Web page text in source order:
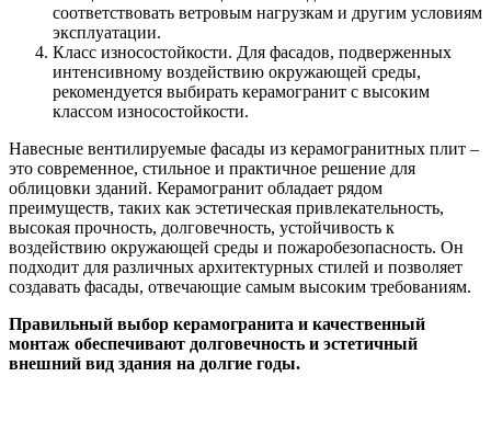
соответствовать ветровым нагрузкам и другим условиям
эксплуатации.
Класс износостойкости. Для фасадов, подверженных
интенсивному воздействию окружающей среды,
рекомендуется выбирать керамогранит с высоким
классом износостойкости.
Навесные вентилируемые фасады из керамогранитных плит –
это современное, стильное и практичное решение для
облицовки зданий. Керамогранит обладает рядом
преимуществ, таких как эстетическая привлекательность,
высокая прочность, долговечность, устойчивость к
воздействию окружающей среды и пожаробезопасность. Он
подходит для различных архитектурных стилей и позволяет
создавать фасады, отвечающие самым высоким требованиям.
Правильный выбор керамогранита и качественный
монтаж обеспечивают долговечность и эстетичный
внешний вид здания на долгие годы.